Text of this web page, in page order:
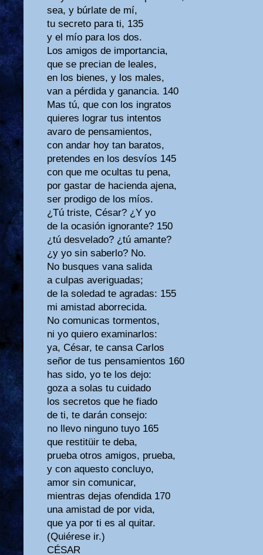
sea, y búrlate de mí,
tu secreto para ti, 135
y el mío para los dos.
Los amigos de importancia,
que se precian de leales,
en los bienes, y los males,
van a pérdida y ganancia. 140
Mas tú, que con los ingratos
quieres lograr tus intentos
avaro de pensamientos,
con andar hoy tan baratos,
pretendes en los desvíos 145
con que me ocultas tu pena,
por gastar de hacienda ajena,
ser prodigo de los míos.
¿Tú triste, César? ¿Y yo
de la ocasión ignorante? 150
¿tú desvelado? ¿tú amante?
¿y yo sin saberlo? No.
No busques vana salida
a culpas averiguadas;
de la soledad te agradas: 155
mi amistad aborrecida.
No comunicas tormentos,
ni yo quiero examinarlos:
ya, César, te cansa Carlos
señor de tus pensamientos 160
has sido, yo te los dejo:
goza a solas tu cuidado
los secretos que he fiado
de ti, te darán consejo:
no llevo ninguno tuyo 165
que restitüir te deba,
prueba otros amigos, prueba,
y con aquesto concluyo,
amor sin comunicar,
mientras dejas ofendida 170
una amistad de por vida,
que ya por ti es al quitar.
(Quiérese ir.)
CÉSAR